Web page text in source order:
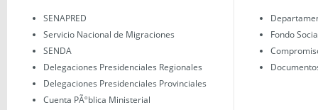
SENAPRED
Servicio Nacional de Migraciones
SENDA
Delegaciones Presidenciales Regionales
Delegaciones Presidenciales Provinciales
Cuenta PÃºblica Ministerial
Fondo